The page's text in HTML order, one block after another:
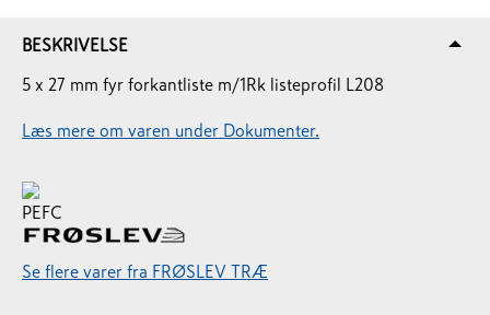
BESKRIVELSE
5 x 27 mm fyr forkantliste m/1Rk listeprofil L208
Læs mere om varen under Dokumenter.
Se flere varer fra FRØSLEV TRÆ